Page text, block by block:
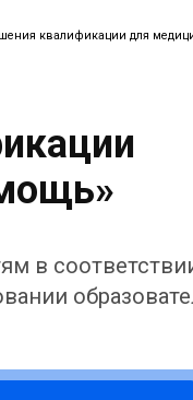
квалификации для
в